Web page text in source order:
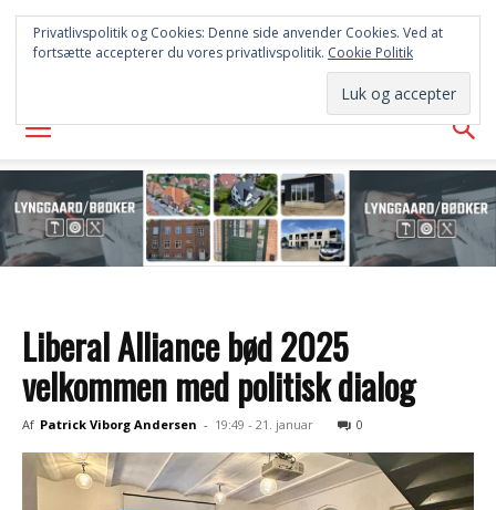
FREDERICIA
AVISEN
Liberal Alliance bød 2025
velkommen med politisk dialog
Af Patrick Viborg Andersen - 19:49 - 21. januar 0
Privatlivspolitik og Cookies: Denne side anvender Cookies. Ved at
fortsætte accepterer du vores privatlivspolitik. Cookie Politik